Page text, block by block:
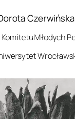
Czerwińska
Komitetu Młodych